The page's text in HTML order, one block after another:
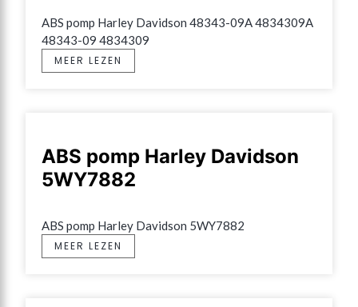
ABS pomp Harley Davidson 48343-09A 4834309A
48343-09 4834309
MEER LEZEN
ABS pomp Harley Davidson
5WY7882
ABS pomp Harley Davidson 5WY7882
MEER LEZEN